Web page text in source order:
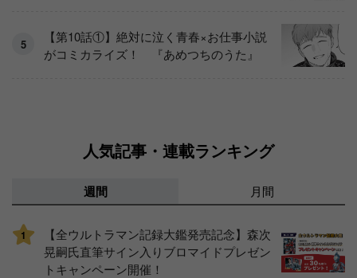
【第10話①】絶対に泣く青春×お仕事小説
がコミカライズ！ 『あめつちのうた』
人気記事・連載ランキング
週間 月間
1
【全ウルトラマン記録大鑑発売記念】森次
晃嗣氏直筆サイン入りブロマイドプレゼン
トキャンペーン開催！